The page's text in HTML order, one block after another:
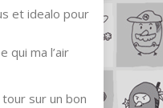
et idealo pour
qui ma l’air
sur un bon